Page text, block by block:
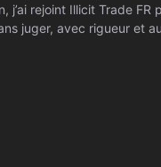
j’ai rejoint Illicit Trade
juger, avec rigueur et